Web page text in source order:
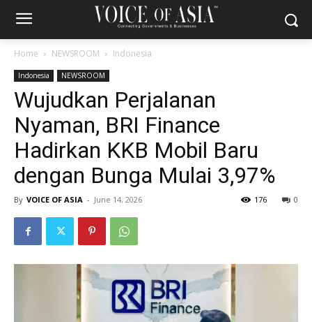
Home NEWSROOM Indonesia
Indonesia NEWSROOM
Wujudkan Perjalanan
Nyaman, BRI Finance
Hadirkan KKB Mobil Baru
dengan Bunga Mulai 3,97%
By VOICE OF ASIA - June 14, 2026 0
176